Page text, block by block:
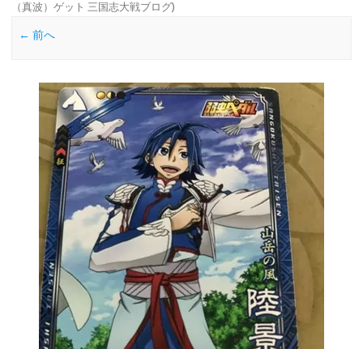
（真波）ゲット 三国志大戦ブログ)
← 前へ